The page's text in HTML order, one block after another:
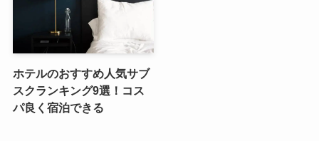
ホテルのおすすめ人気サブ
スクランキング9選！コス
パ良く宿泊できる